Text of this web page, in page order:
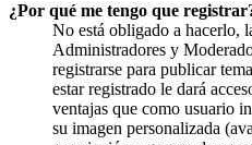
¿Por qué me tengo que
No está obligado a hacerlo,
Administradores y
registrarse para publicar
estar registrado le dará
ventajas que como usuario
su imagen personalizada